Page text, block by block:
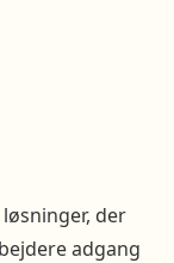
der
adgang